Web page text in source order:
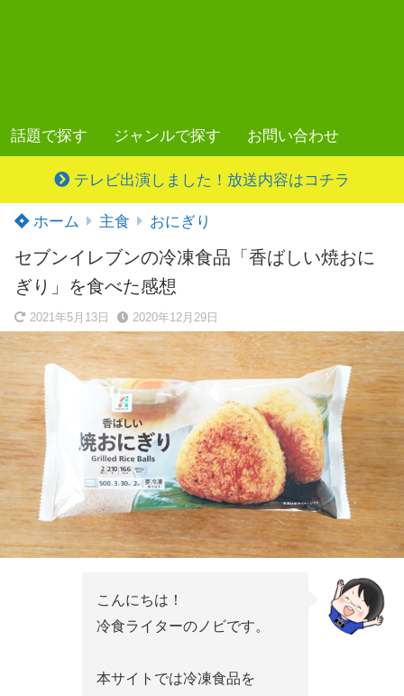
話題で探す ジャンルで探す お問い合わせ
テレビ出演しました！放送内容はコチラ
ホーム 主食 おにぎり
セブンイレブンの冷凍食品「香ばしい焼おに
ぎり」を食べた感想
2021年5月13日 2020年12月29日
こんにちは！
冷食ライターのノビです。
本サイトでは冷凍食品を